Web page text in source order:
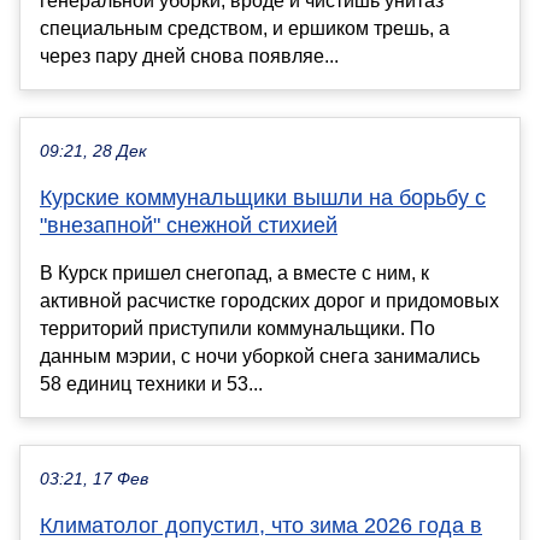
специальным средством, и ершиком трешь, а
через пару дней снова появляе...
09:21, 28 Дек
Курские коммунальщики вышли на борьбу с
"внезапной" снежной стихией
В Курск пришел снегопад, а вместе с ним, к
активной расчистке городских дорог и придомовых
территорий приступили коммунальщики. По
данным мэрии, с ночи уборкой снега занимались
58 единиц техники и 53...
03:21, 17 Фев
Климатолог допустил, что зима 2026 года в